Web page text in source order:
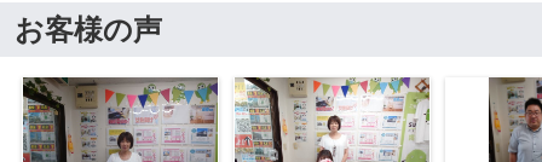
お客様の声